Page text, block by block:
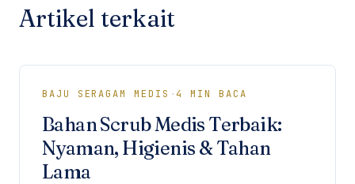
Artikel terkait
BAJU SERAGAM MEDIS ·4 MIN BACA
Bahan Scrub Medis Terbaik:
Nyaman, Higienis & Tahan
Lama